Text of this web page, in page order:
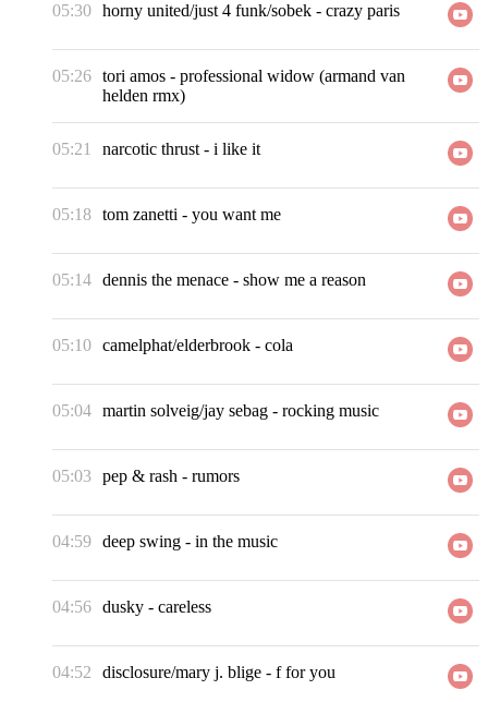
05:30 horny united/just 4 funk/sobek - crazy paris
05:26 tori amos - professional widow (armand van
helden rmx)
05:21 narcotic thrust - i like it
05:18 tom zanetti - you want me
05:14 dennis the menace - show me a reason
05:10 camelphat/elderbrook - cola
05:04 martin solveig/jay sebag - rocking music
05:03 pep & rash - rumors
04:59 deep swing - in the music
04:56 dusky - careless
04:52 disclosure/mary j. blige - f for you